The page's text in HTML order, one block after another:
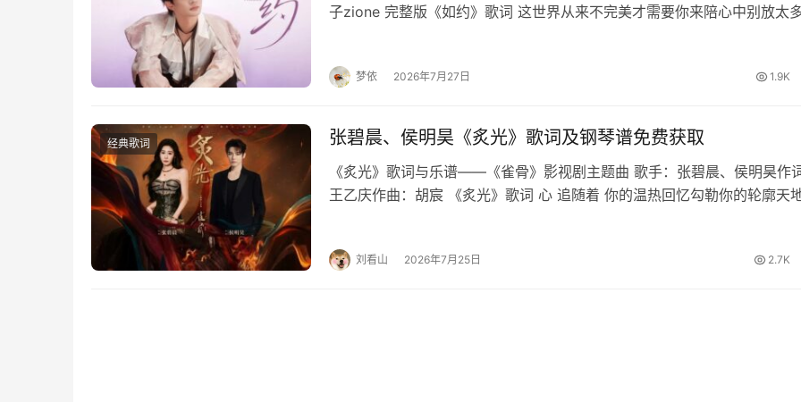
子zione 完整版《如约》歌词 这世界从来不完美才需要你来陪心中别放太
梦依 2026年7月27日 1.9K
经典歌词 张碧晨、侯明昊《炙光》歌词及钢琴谱免费获取
《炙光》歌词与乐谱——《雀骨》影视剧主题曲 歌手：张碧晨、侯明昊作词
王乙庆作曲：胡宸 《炙光》歌词 心 追随着 你的温热回忆勾勒你的轮廓天
刘看山 2026年7月25日 2.7K